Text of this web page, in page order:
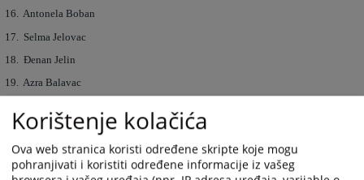
16. Antonela Boban
17. Selma Jelovac
18. Đenan Jelin
19. Azra Balavac
21. Anita Raič
22. Ana Ćorić
23. Sandra Kavazović
Korištenje kolačića
Ova web stranica koristi određene skripte koje mogu
pohranjivati i koristiti određene informacije iz vašeg